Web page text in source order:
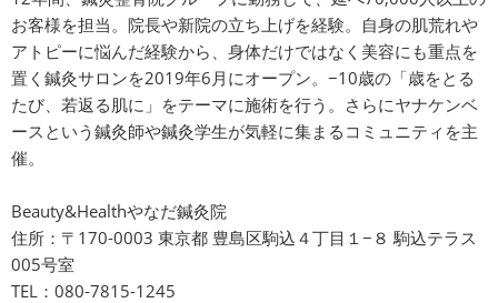
お客様を担当。院長や新院の立ち上げを経験。自身の肌荒れや
アトピーに悩んだ経験から、身体だけではなく美容にも重点を
置く鍼灸サロンを2019年6月にオープン。−10歳の「歳をとる
たび、若返る肌に」をテーマに施術を行う。さらにヤナケンベ
ースという鍼灸師や鍼灸学生が気軽に集まるコミュニティを主
催。
Beauty&Healthやなだ鍼灸院
住所：〒170-0003 東京都 豊島区駒込４丁目１−８ 駒込テラス
005号室
TEL：080-7815-1245